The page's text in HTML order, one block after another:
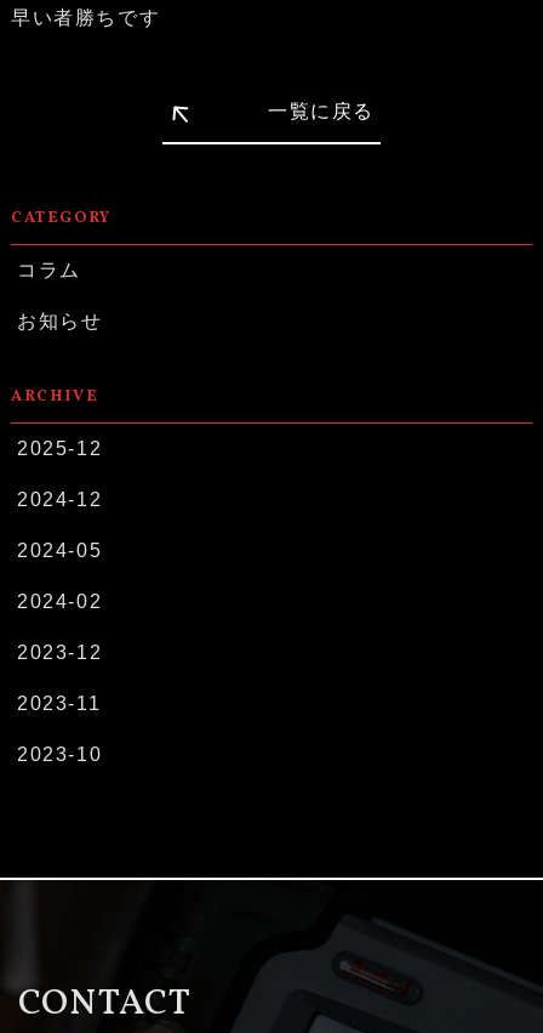
早い者勝ちです
一覧に戻る
CATEGORY
コラム
お知らせ
ARCHIVE
2025-12
2024-12
2024-05
2024-02
2023-12
2023-11
2023-10
CONTACT